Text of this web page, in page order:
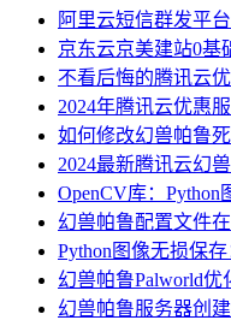
阿里云短信群发平
京东云京美建站0基
不看后悔的腾讯云
2024年腾讯云优惠
如何修改幻兽帕鲁
2024最新腾讯云幻
OpenCV库：Python
幻兽帕鲁配置文件
Python图像无损保
幻兽帕鲁Palworld优
幻兽帕鲁服务器创